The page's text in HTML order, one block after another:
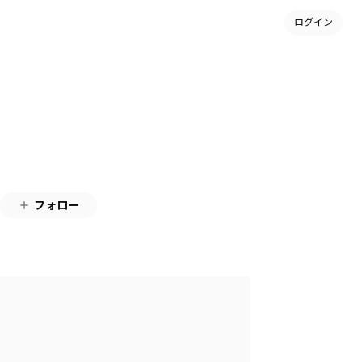
ログイン
フォロー